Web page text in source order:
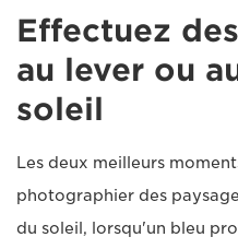
Effectuez
au lever ou
soleil
Les deux meilleurs
photographier des
du soleil, lorsqu'un bleu